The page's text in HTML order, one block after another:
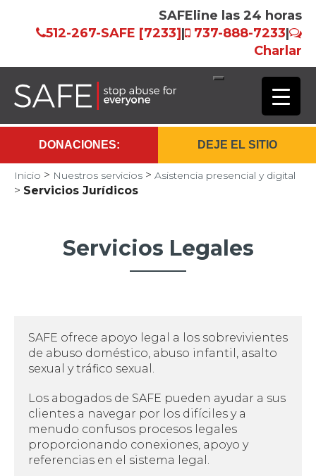
SAFEline las 24 horas
512-267-SAFE [7233]| 737-888-7233|
Charlar
Inicio > Nuestros servicios > Asistencia presencial y digital
> Servicios Jurídicos
Servicios Legales
SAFE ofrece apoyo legal a los sobrevivientes
de abuso doméstico, abuso infantil, asalto
sexual y tráfico sexual.
Los abogados de SAFE pueden ayudar a sus
clientes a navegar por los difíciles y a
menudo confusos procesos legales
proporcionando conexiones, apoyo y
referencias en el sistema legal.
DEJE EL SITIO
DONACIONES: